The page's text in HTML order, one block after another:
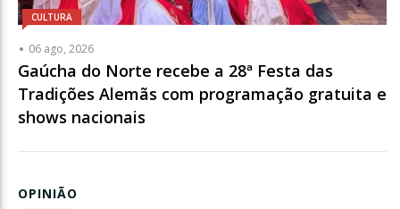
CULTURA
06 ago, 2026
Gaúcha do Norte recebe a 28ª Festa das
Tradições Alemãs com programação gratuita e
shows nacionais
OPINIÃO